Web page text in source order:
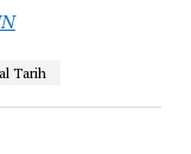
Tarih